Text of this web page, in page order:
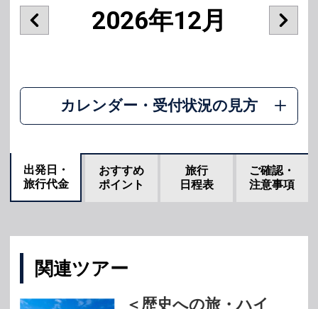
2026年12月
カレンダー・受付状況の見方
出発日・
旅行代金
おすすめ
ポイント
旅行
日程表
ご確認・
注意事項
関連ツアー
＜歴史への旅・ハイ